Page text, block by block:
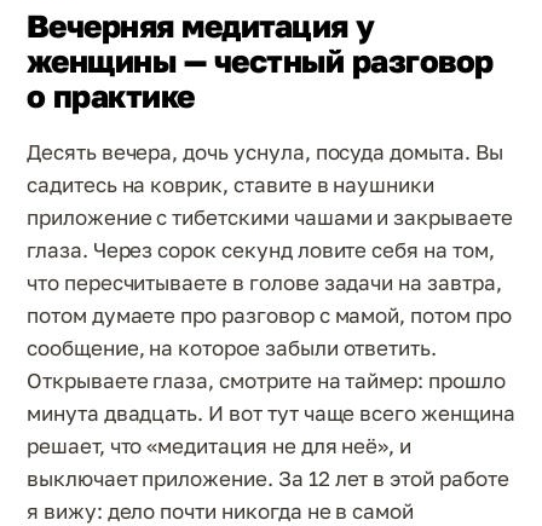
Вечерняя медитация у
женщины — честный разговор
о практике
Десять вечера, дочь уснула, посуда домыта. Вы
садитесь на коврик, ставите в наушники
приложение с тибетскими чашами и закрываете
глаза. Через сорок секунд ловите себя на том,
что пересчитываете в голове задачи на завтра,
потом думаете про разговор с мамой, потом про
сообщение, на которое забыли ответить.
Открываете глаза, смотрите на таймер: прошло
минута двадцать. И вот тут чаще всего женщина
решает, что «медитация не для неё», и
выключает приложение. За 12 лет в этой работе
я вижу: дело почти никогда не в самой